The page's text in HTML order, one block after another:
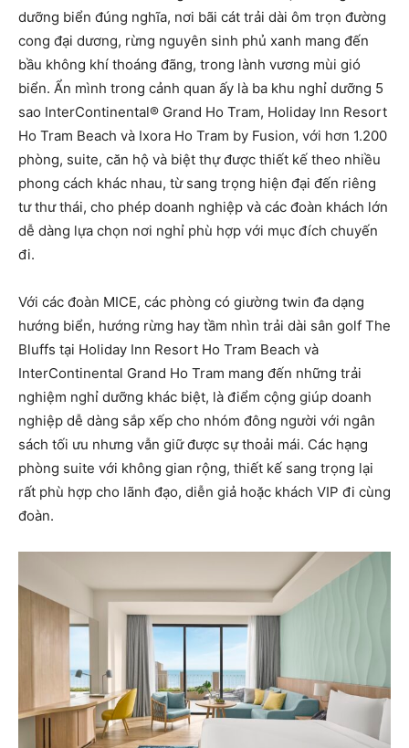
dưỡng biển đúng nghĩa, nơi bãi cát trải dài ôm trọn đường
cong đại dương, rừng nguyên sinh phủ xanh mang đến
bầu không khí thoáng đãng, trong lành vương mùi gió
biển. Ẩn mình trong cảnh quan ấy là ba khu nghỉ dưỡng 5
sao InterContinental® Grand Ho Tram, Holiday Inn Resort
Ho Tram Beach và Ixora Ho Tram by Fusion, với hơn 1.200
phòng, suite, căn hộ và biệt thự được thiết kế theo nhiều
phong cách khác nhau, từ sang trọng hiện đại đến riêng
tư thư thái, cho phép doanh nghiệp và các đoàn khách lớn
dễ dàng lựa chọn nơi nghỉ phù hợp với mục đích chuyến
đi.
Với các đoàn MICE, các phòng có giường twin đa dạng
hướng biển, hướng rừng hay tầm nhìn trải dài sân golf The
Bluffs tại Holiday Inn Resort Ho Tram Beach và
InterContinental Grand Ho Tram mang đến những trải
nghiệm nghỉ dưỡng khác biệt, là điểm cộng giúp doanh
nghiệp dễ dàng sắp xếp cho nhóm đông người với ngân
sách tối ưu nhưng vẫn giữ được sự thoải mái. Các hạng
phòng suite với không gian rộng, thiết kế sang trọng lại
rất phù hợp cho lãnh đạo, diễn giả hoặc khách VIP đi cùng
đoàn.